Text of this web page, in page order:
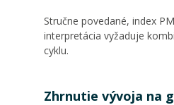
Stručne povedané, index
interpretácia vyžaduje
cyklu.
Zhrnutie vývoja na